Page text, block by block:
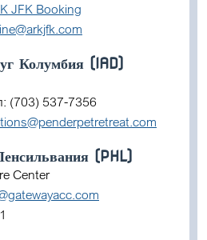
JFK Booking
Колумбия (IAD)
(703) 537-7356
(PHL)
Center